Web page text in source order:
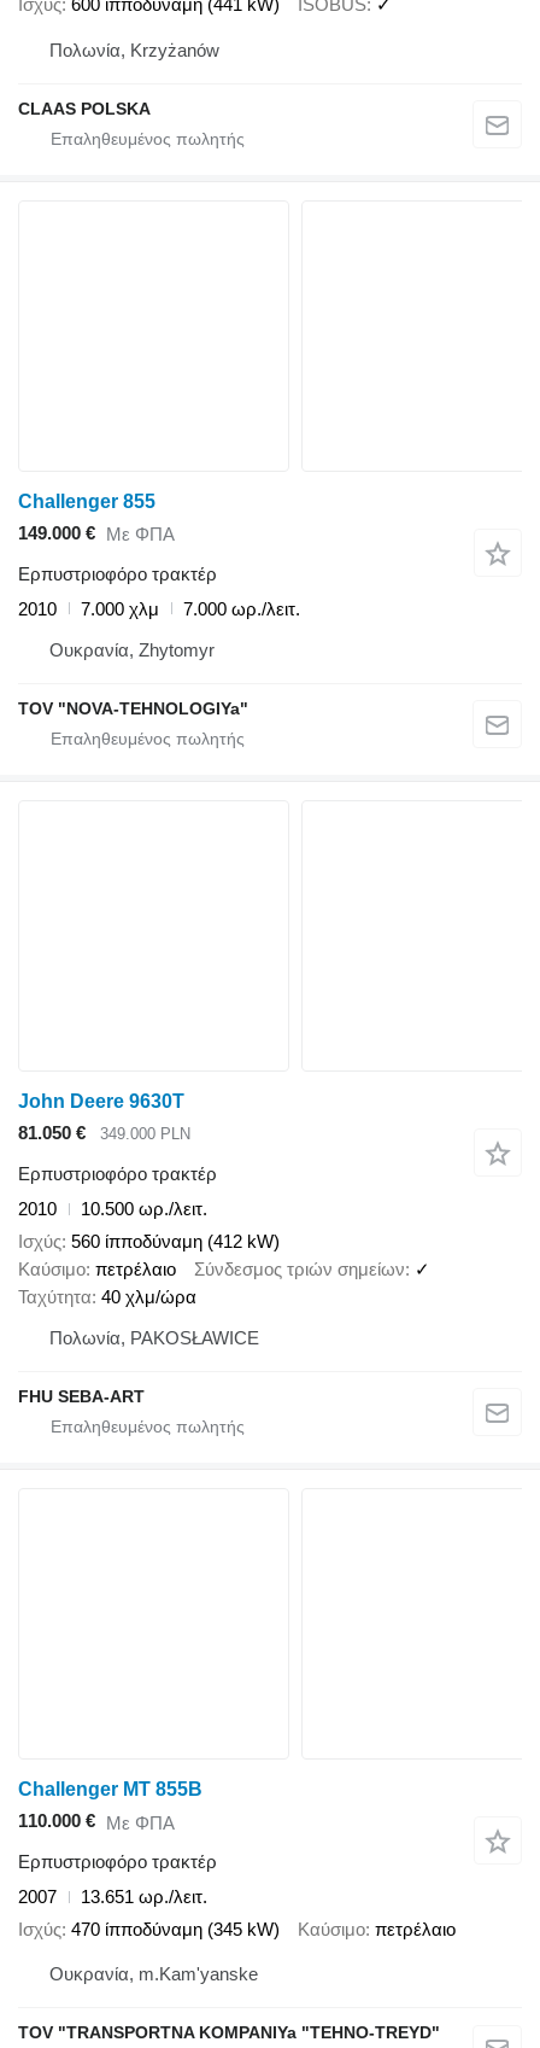
Ισχύς 600 ίπποδύναμη (441 kW) ISOBUS ✓
Πολωνία, Krzyżanów
CLAAS POLSKA
Challenger 855
149.000 € Με ΦΠΑ
Ερπυστριοφόρο τρακτέρ
2010
7.000 χλμ
7.000 ωρ./λειτ.
Ουκρανία, Zhytomyr
TOV "NOVA-TEHNOLOGIYa"
John Deere 9630T
81.050 €
349.000 PLN
Ερπυστριοφόρο τρακτέρ
2010
10.500 ωρ./λειτ.
Ισχύς 560 ίπποδύναμη (412 kW)
Καύσιμο πετρέλαιο Σύνδεσμος τριών σημείων
✓
Ταχύτητα 40 χλμ/ώρα
Πολωνία, PAKOSŁAWICE
FHU SEBA-ART
Challenger MT 855B
110.000 € Με ΦΠΑ
Ερπυστριοφόρο τρακτέρ
2007
13.651 ωρ./λειτ.
Ισχύς 470 ίπποδύναμη (345 kW) Καύσιμο πετρέλαιο
Ουκρανία, m.Kam'yanske
TOV "TRANSPORTNA KOMPANIYa "TEHNO-TREYD"